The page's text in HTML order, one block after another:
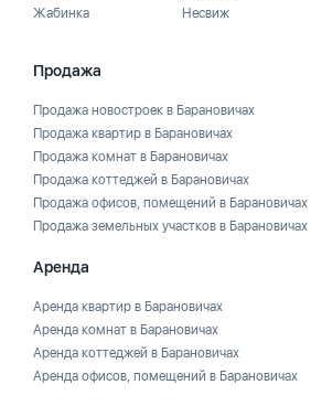
Жабинка
Несвиж
Продажа
Продажа новостроек в Барановичах
Продажа квартир в Барановичах
Продажа комнат в Барановичах
Продажа коттеджей в Барановичах
Продажа офисов, помещений в Барановичах
Продажа земельных участков в Барановичах
Аренда
Аренда квартир в Барановичах
Аренда комнат в Барановичах
Аренда коттеджей в Барановичах
Аренда офисов, помещений в Барановичах